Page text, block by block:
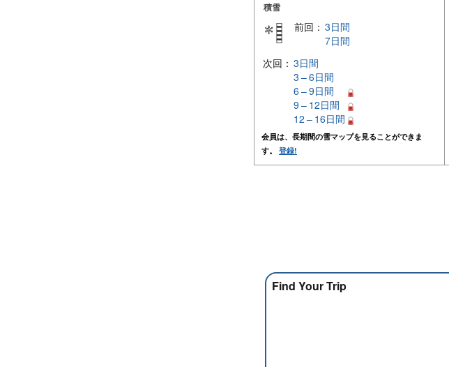
積雪
前回： 3日間
7日間
次回： 3日間
3 – 6日間
6 – 9日間
9 – 12日間
12 – 16日間
会員は、長期間の雪マップを見ることができま
す。 登録!
Find Your Trip